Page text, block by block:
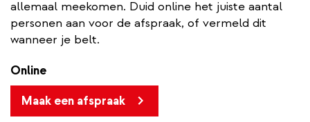
allemaal meekomen. Duid online het juiste aantal
personen aan voor de afspraak, of vermeld dit
wanneer je belt.
Online
Maak een afspraak